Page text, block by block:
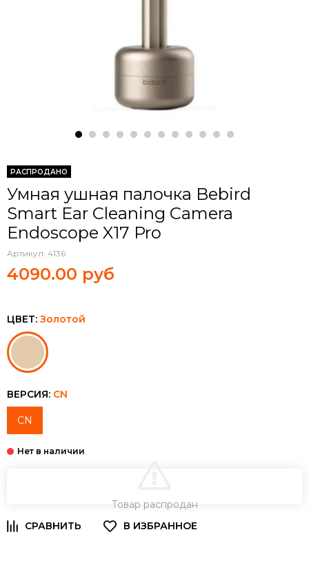
РАСПРОДАНО
Умная ушная палочка Bebird
Smart Ear Cleaning Camera
Endoscope X17 Pro
Артикул: 4136
4090.00 руб
ЦВЕТ: Золотой
ВЕРСИЯ: CN
CN
Товар распродан